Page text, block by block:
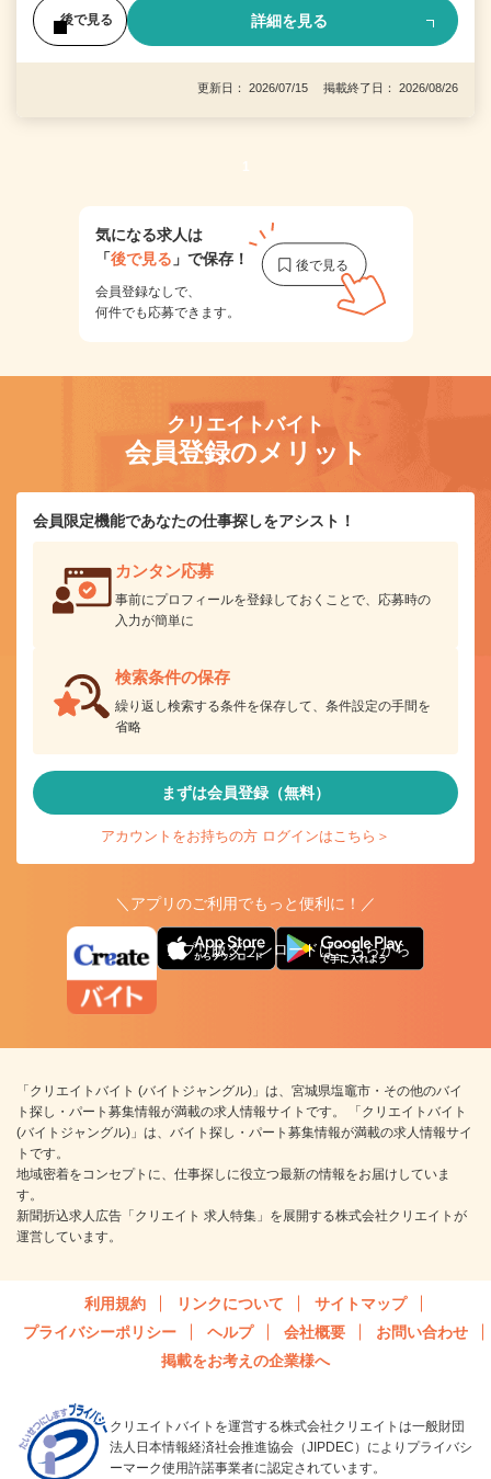
後で見る 詳細を見る
更新日： 2026/07/15 掲載終了日： 2026/08/26
1
気になる求人は
「後で見る 」で保存！
会員登録なしで、
何件でも応募できます。
クリエイトバイト
会員登録のメリット
会員限定機能であなたの仕事探しをアシスト！
カンタン応募
事前にプロフィールを登録しておくことで、応募時の
入力が簡単に
検索条件の保存
繰り返し検索する条件を保存して、条件設定の手間を
省略
まずは会員登録（無料）
アカウントをお持ちの方 ログインはこちら＞
＼アプリのご利用でもっと便利に！／
アプリ版ダウンロードはこちらから
「クリエイトバイト (バイトジャングル)」は、宮城県塩竈市・その他のバイ
ト探し・パート募集情報が満載の求人情報サイトです。 「クリエイトバイト
(バイトジャングル)」は、バイト探し・パート募集情報が満載の求人情報サイ
トです。
地域密着をコンセプトに、仕事探しに役立つ最新の情報をお届けしていま
す。
新聞折込求人広告「クリエイト 求人特集」を展開する株式会社クリエイトが
運営しています。
利用規約 リンクについて
サイトマップ
プライバシーポリシー
ヘルプ 会社概要
お問い合わせ
掲載をお考えの企業様へ
クリエイトバイトを運営する株式会社クリエイトは一般財団
法人日本情報経済社会推進協会（JIPDEC）によりプライバシ
ーマーク使用許諾事業者に認定されています。